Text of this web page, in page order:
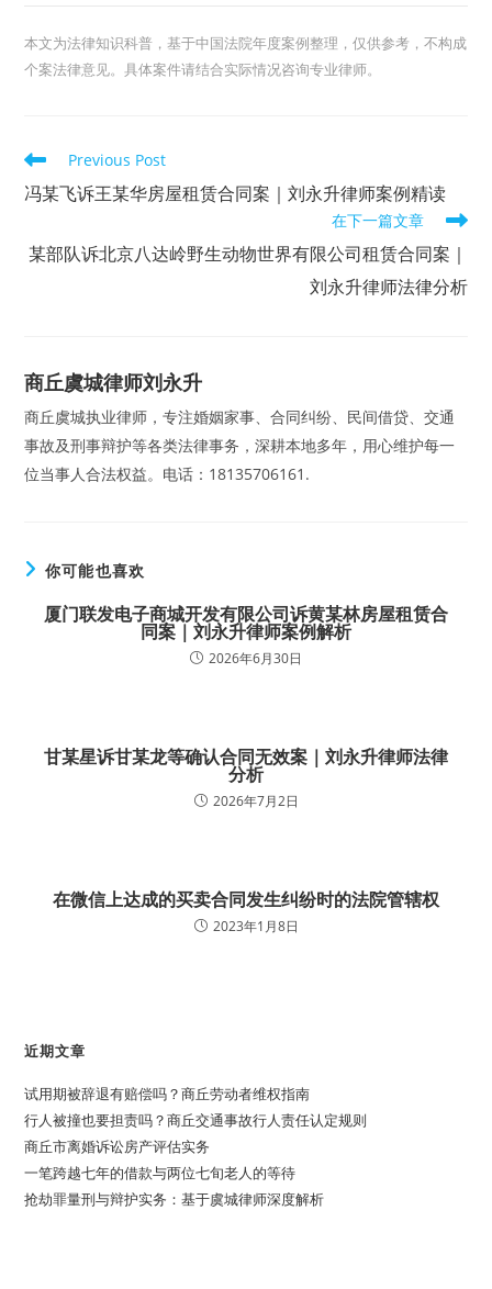
本文为法律知识科普，基于中国法院年度案例整理，仅供参考，不构成
个案法律意见。具体案件请结合实际情况咨询专业律师。
Read
more
articles
Previous Post
冯某飞诉王某华房屋租赁合同案｜刘永升律师案例精读
在下一篇文章
某部队诉北京八达岭野生动物世界有限公司租赁合同案｜
刘永升律师法律分析
商丘虞城律师刘永升
商丘虞城执业律师，专注婚姻家事、合同纠纷、民间借贷、交通
事故及刑事辩护等各类法律事务，深耕本地多年，用心维护每一
位当事人合法权益。电话：18135706161.
你可能也喜欢
厦门联发电子商城开发有限公司诉黄某林房屋租赁合
同案｜刘永升律师案例解析
2026年6月30日
甘某星诉甘某龙等确认合同无效案｜刘永升律师法律
分析
2026年7月2日
在微信上达成的买卖合同发生纠纷时的法院管辖权
2023年1月8日
近期文章
试用期被辞退有赔偿吗？商丘劳动者维权指南
行人被撞也要担责吗？商丘交通事故行人责任认定规则
商丘市离婚诉讼房产评估实务
一笔跨越七年的借款与两位七旬老人的等待
抢劫罪量刑与辩护实务：基于虞城律师深度解析